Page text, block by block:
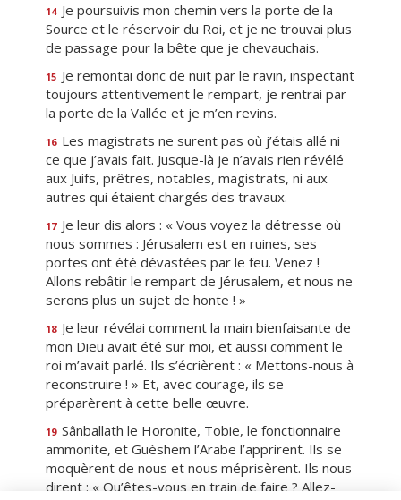
14 Je poursuivis mon chemin vers la porte de la
Source et le réservoir du Roi, et je ne trouvai plus
de passage pour la bête que je chevauchais.
15 Je remontai donc de nuit par le ravin, inspectant
toujours attentivement le rempart, je rentrai par
la porte de la Vallée et je m’en revins.
16 Les magistrats ne surent pas où j’étais allé ni
ce que j’avais fait. Jusque-là je n’avais rien révélé
aux Juifs, prêtres, notables, magistrats, ni aux
autres qui étaient chargés des travaux.
17 Je leur dis alors : « Vous voyez la détresse où
nous sommes : Jérusalem est en ruines, ses
portes ont été dévastées par le feu. Venez !
Allons rebâtir le rempart de Jérusalem, et nous ne
serons plus un sujet de honte ! »
18 Je leur révélai comment la main bienfaisante de
mon Dieu avait été sur moi, et aussi comment le
roi m’avait parlé. Ils s’écrièrent : « Mettons-nous à
reconstruire ! » Et, avec courage, ils se
préparèrent à cette belle œuvre.
19 Sânballath le Horonite, Tobie, le fonctionnaire
ammonite, et Guèshem l’Arabe l’apprirent. Ils se
moquèrent de nous et nous méprisèrent. Ils nous
dirent : « Qu’êtes-vous en train de faire ? Allez-